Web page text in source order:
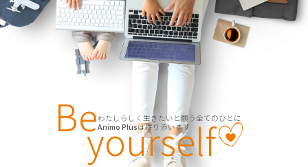
わたしらしく生きたいと願う全てのひとに
Animo Plusは寄り添います
Beyourself